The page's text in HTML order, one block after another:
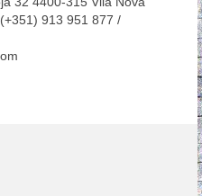
(+351) 913 951 877 /